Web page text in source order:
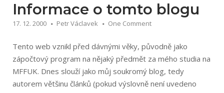
Informace o tomto blogu
17. 12. 2000 Petr Václavek One Comment
Tento web vznikl před dávnými věky, původně jako
zápočtový program na nějaký předmět za mého studia na
MFFUK. Dnes slouží jako můj soukromý blog, tedy
autorem většinu článků (pokud výslovně není uvedeno